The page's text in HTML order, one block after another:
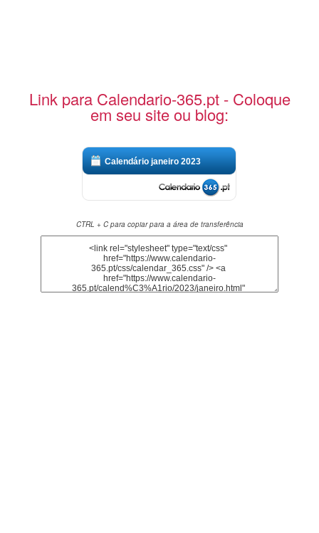
Link para Calendario-365.pt - Coloque
em seu site ou blog:
Calendário janeiro 2023
CTRL + C para copiar para a área de transferência